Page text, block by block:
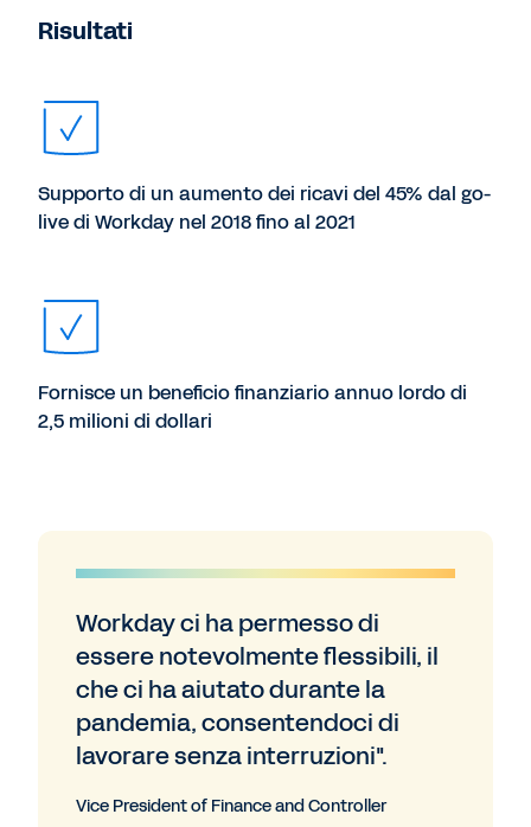
Risultati
Supporto di un aumento dei ricavi del 45% dal go-
live di Workday nel 2018 fino al 2021
Fornisce un beneficio finanziario annuo lordo di
2,5 milioni di dollari
Workday ci ha permesso di
essere notevolmente flessibili, il
che ci ha aiutato durante la
pandemia, consentendoci di
lavorare senza interruzioni".
Vice President of Finance and Controller